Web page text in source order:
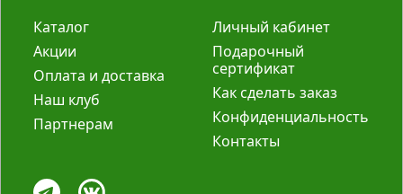
Каталог
Акции
Оплата и доставка
Наш клуб
Партнерам
Личный кабинет
Подарочный
сертификат
Как сделать заказ
Конфиденциальность
Контакты